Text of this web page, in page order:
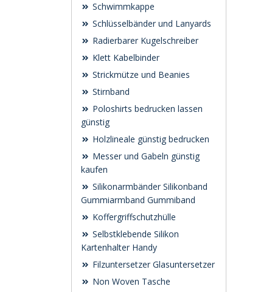
Schwimmkappe
Schlüsselbänder und Lanyards
Radierbarer Kugelschreiber
Klett Kabelbinder
Strickmütze und Beanies
Stirnband
Poloshirts bedrucken lassen
günstig
Holzlineale günstig bedrucken
Messer und Gabeln günstig
kaufen
Silikonarmbänder Silikonband
Gummiarmband Gummiband
Koffergriffschutzhülle
Selbstklebende Silikon
Kartenhalter Handy
Filzuntersetzer Glasuntersetzer
Non Woven Tasche